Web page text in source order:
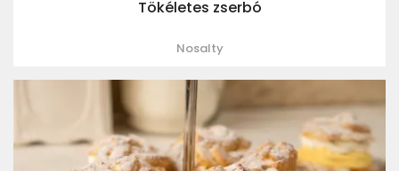
Tökéletes zserbó
Nosalty